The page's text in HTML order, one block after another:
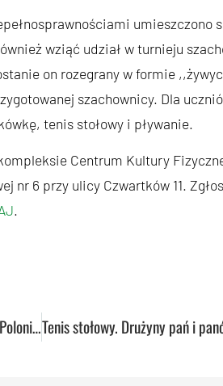
umieszczono
wziąć udział w turnieju
on rozegrany w formie
szachownicy. Dla
tenis stołowy i pływanie.
Centrum Kultury
nr 6 przy ulicy Czwartków 11.
.
Startują play-offy. Dwumecz Pszczółek z SKK Polonią na Globusie